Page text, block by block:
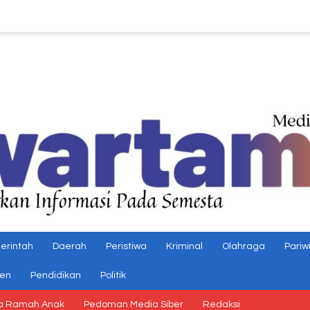
Daerah Peristiwa Kriminal Olahraga
Pendidikan Politik
Ramah Anak Pedoman Media Siber Redaksi